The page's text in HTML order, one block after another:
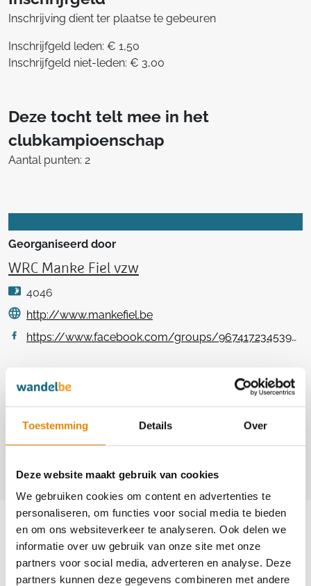
Toestemming Details Over
Deze website maakt gebruik van cookies
We gebruiken cookies om content en advertenties te
personaliseren, om functies voor social media te bieden
en om ons websiteverkeer te analyseren. Ook delen we
informatie over uw gebruik van onze site met onze
partners voor social media, adverteren en analyse. Deze
partners kunnen deze gegevens combineren met andere
Inschrijving dient ter plaatse te gebeuren
Inschrijfgeld leden: € 1,50
Inschrijfgeld niet-leden: € 3,00
Deze tocht telt mee in het
clubkampioenschap
Aantal punten: 2
Georganiseerd door
WRC Manke Fiel vzw
4046
http://www.mankefiel.be
https://www.facebook.com/groups/967417234539631
+32(0)2 452 76 59
+32(0)497 10 65 42
jos.debisschop@mankefiel.be
Aankomende wandeltochten van deze
club